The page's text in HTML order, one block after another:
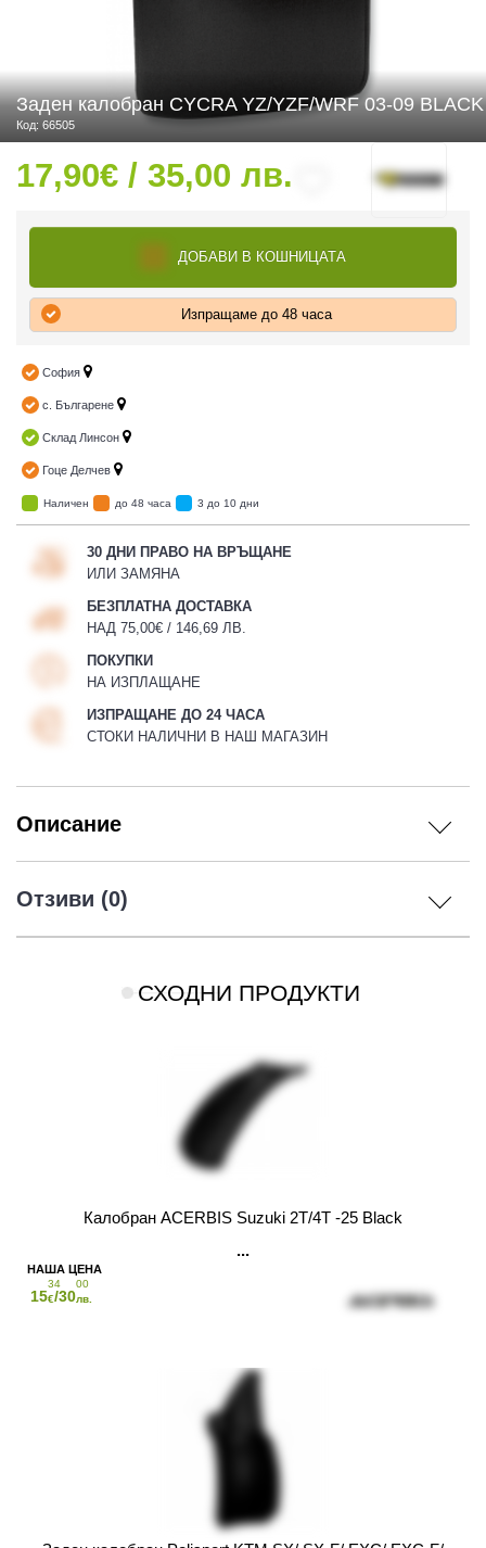
Заден калобран CYCRA YZ/YZF/WRF 03-09 BLACK
Код: 66505
17,90€ / 35,00 лв.
ДОБАВИ В КОШНИЦАТА
Изпращаме до 48 часа
София
с. Българене
Склад Линсон
Гоце Делчев
Наличен до 48 часа 3 до 10 дни
30 ДНИ ПРАВО НА ВРЪЩАНЕ
ИЛИ ЗАМЯНА
БЕЗПЛАТНА ДОСТАВКА
НАД 75,00€ / 146,69 ЛВ.
ПОКУПКИ
НА ИЗПЛАЩАНЕ
ИЗПРАЩАНЕ ДО 24 ЧАСА
СТОКИ НАЛИЧНИ В НАШ МАГАЗИН
Описание
Отзиви (0)
СХОДНИ ПРОДУКТИ
Калобран ACERBIS Suzuki 2T/4T -25 Black
15
34
€/30
00
лв.